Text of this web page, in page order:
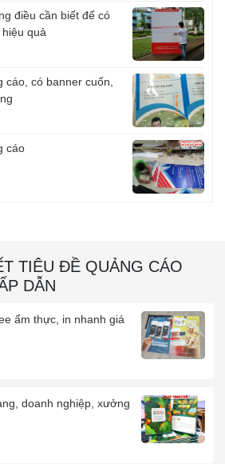
điều cần biết để có
quả
cáo, có banner cuốn,
cáo
TIÊU ĐỀ QUẢNG CÁO
DẪN
ẩm thực, in nhanh giá
doanh nghiệp, xưởng